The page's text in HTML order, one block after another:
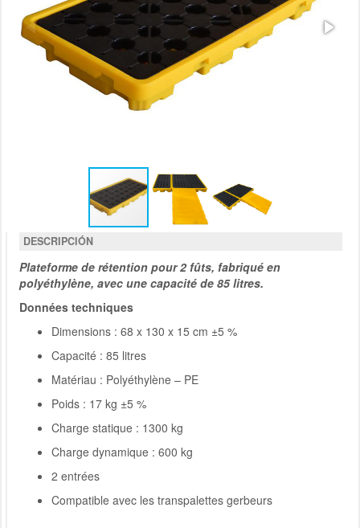
DESCRIPCIÓN
Plateforme de rétention pour 2 fûts, fabriqué en
polyéthylène, avec une capacité de 85 litres.
Données techniques
Dimensions : 68 x 130 x 15 cm ±5 %
Capacité : 85 litres
Matériau : Polyéthylène – PE
Poids : 17 kg ±5 %
Charge statique : 1300 kg
Charge dynamique : 600 kg
2 entrées
Compatible avec les transpalettes gerbeurs